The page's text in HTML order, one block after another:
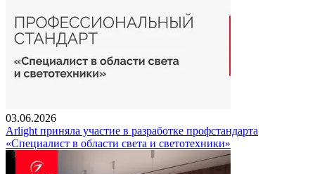
03.06.2026
Arlight приняла участие в разработке профстандарта
«Специалист в области света и светотехники»